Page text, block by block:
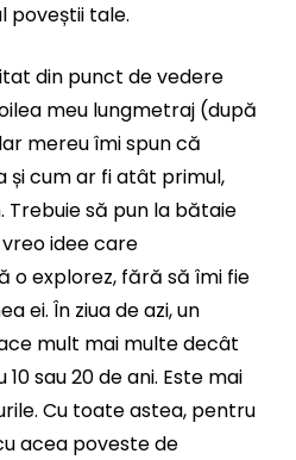
poveștii tale.
din punct de vedere
meu lungmetraj (după
mereu îmi spun că
și cum ar fi atât primul,
Trebuie să pun la bătaie
idee care
o explorez, fără să îmi fie
ei. În ziua de azi, un
mult mai multe decât
sau 20 de ani. Este mai
Cu toate astea, pentru
acea poveste de